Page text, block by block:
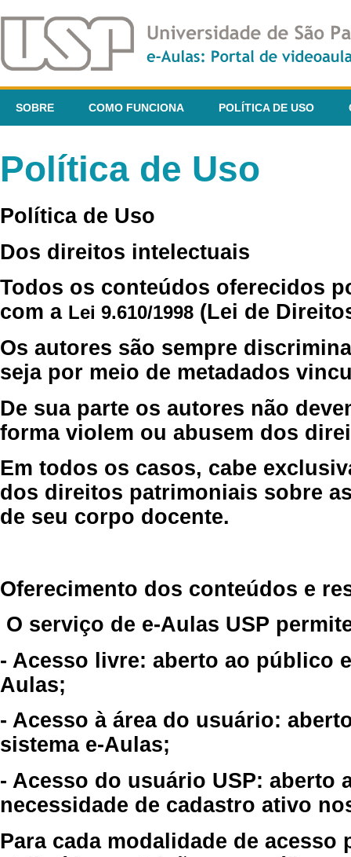
SOBRE COMO FUNCIONA POLÍTICA DE USO
Política de Uso
Política de Uso
Dos direitos intelectuais
Todos os conteúdos oferecidos
com a Lei 9.610/1998 (Lei de
Os autores são sempre
seja por meio de metadados
De sua parte os autores não
forma violem ou abusem dos
Em todos os casos, cabe
dos direitos patrimoniais sobre
de seu corpo docente.
Oferecimento dos conteúdos e
O serviço de e-Aulas USP
- Acesso livre: aberto ao público
Aulas;
- Acesso à área do usuário:
sistema e-Aulas;
- Acesso do usuário USP: aberto
necessidade de cadastro ativo
Para cada modalidade de